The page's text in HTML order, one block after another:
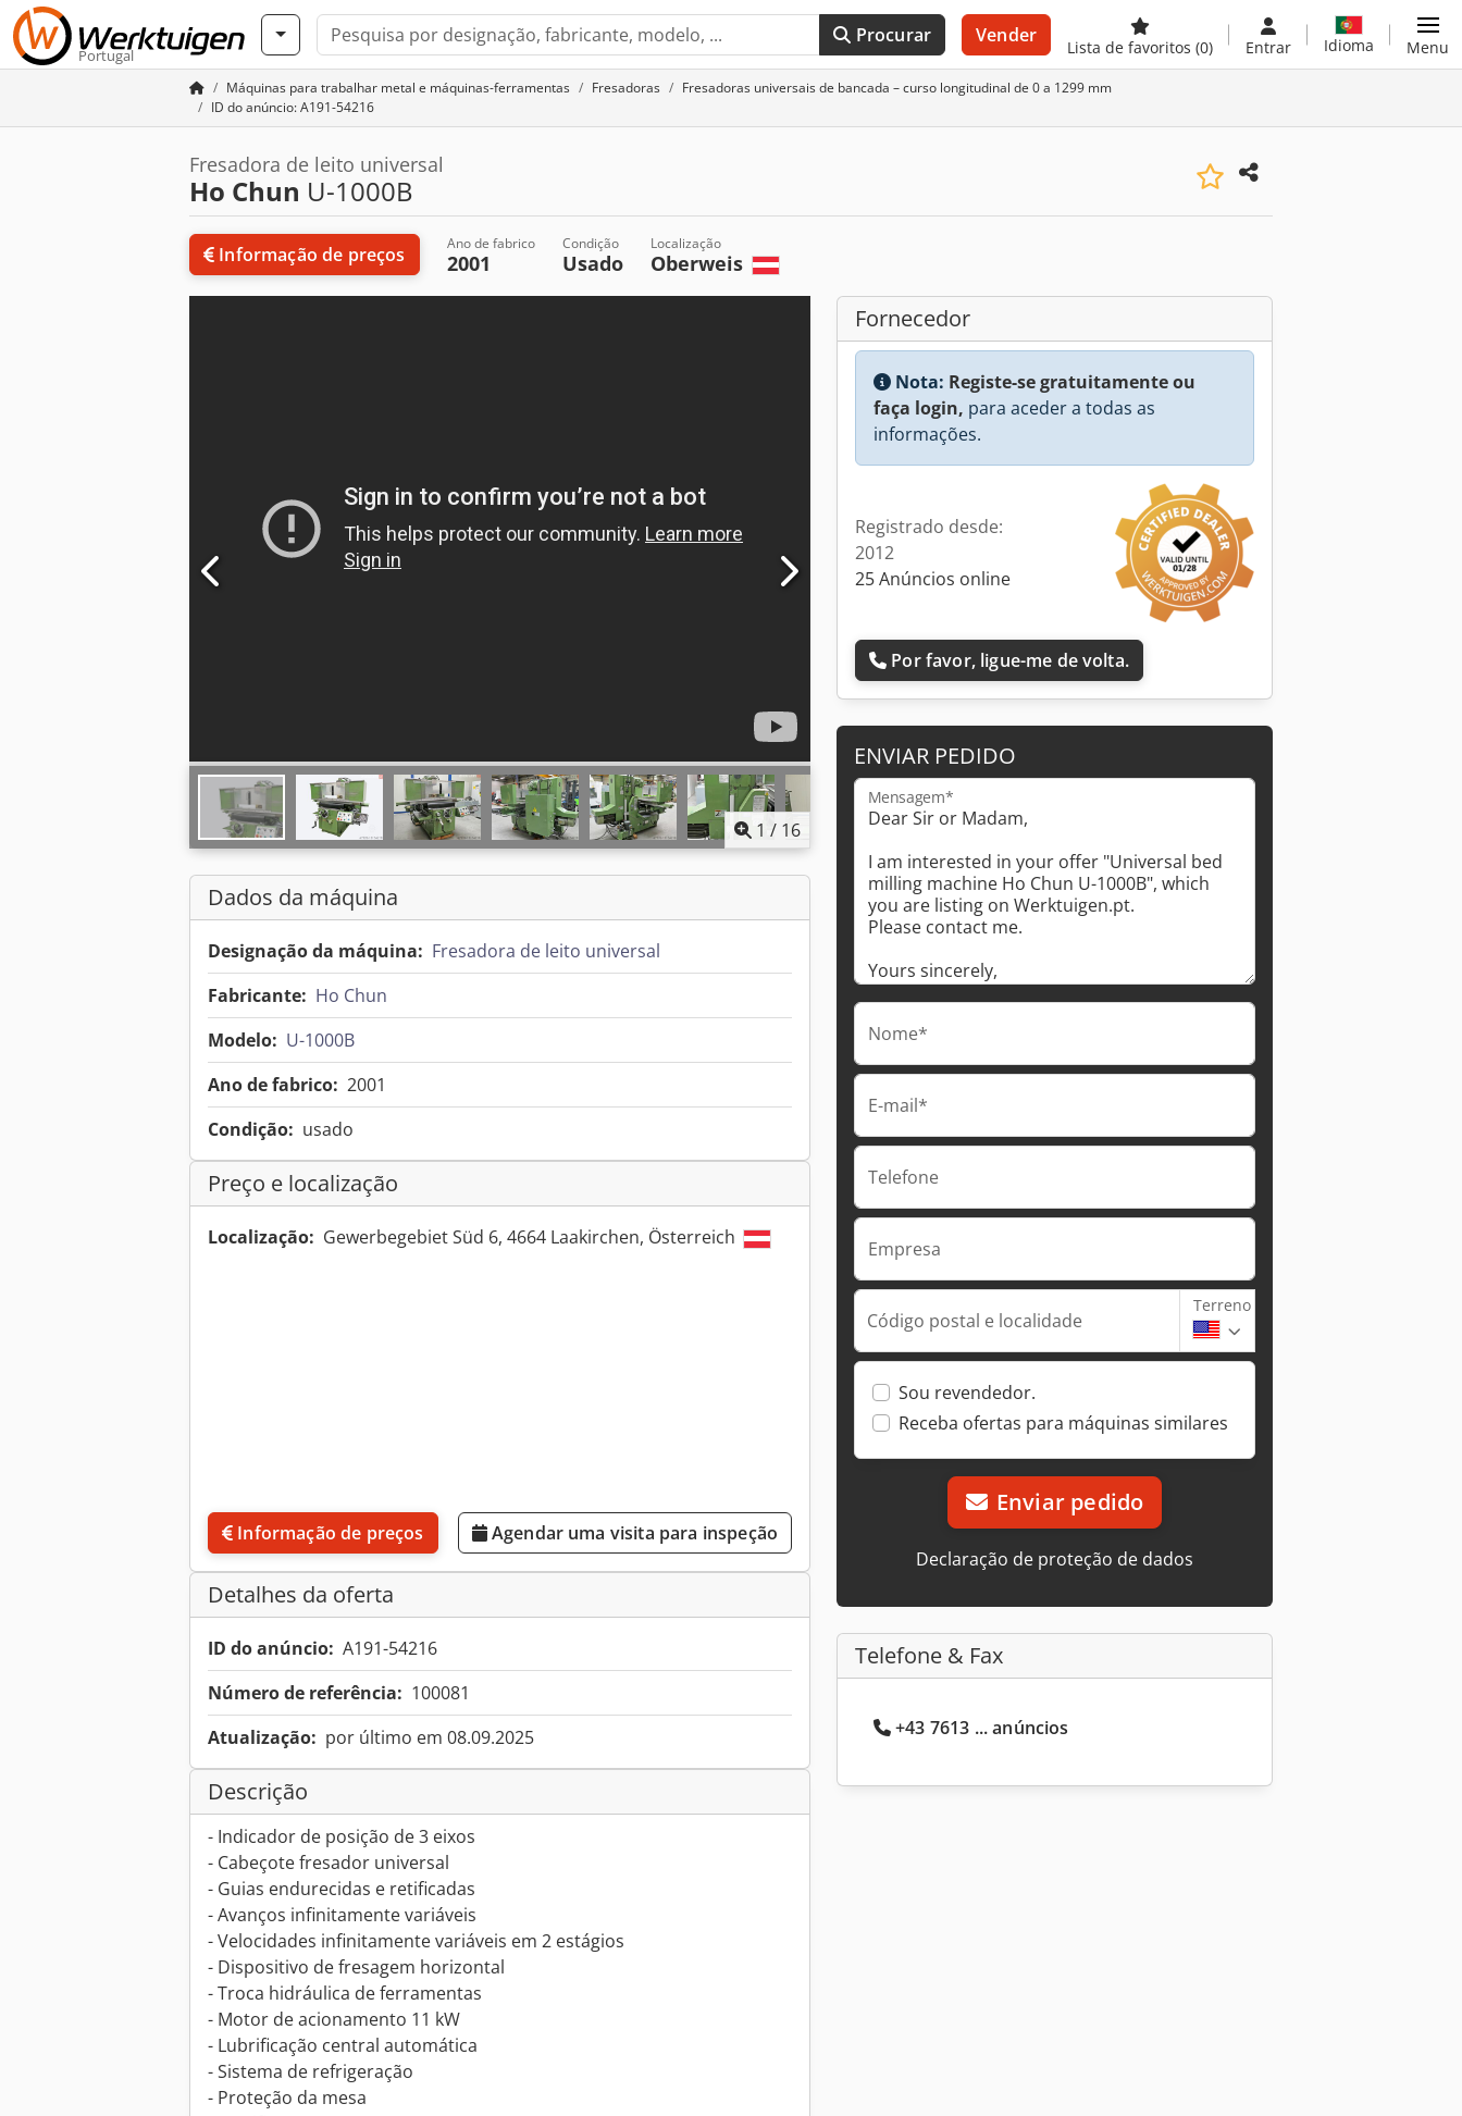
Portugal
Procurar Vender
Lista de favoritos (0) Entrar Idioma Menu
Máquinas para trabalhar metal e máquinas-ferramentas Fresadoras
Fresadoras universais de bancada – curso longitudinal de 0 a 1299 mm
ID do anúncio: A191-54216
Fresadora de leito universal
Ho Chun U-1000B
Informação de preços Ano de fabrico
2001
Condição
Usado
Localização
Oberweis
1 / 16
Dados da máquina
Designação da máquina: Fresadora de leito universal
Fabricante: Ho Chun
Modelo: U-1000B
Ano de fabrico: 2001
Condição: usado
Preço e localização
Localização: Gewerbegebiet Süd 6, 4664 Laakirchen, Österreich
Informação de preços Agendar uma visita para inspeção
Detalhes da oferta
ID do anúncio: A191-54216
Número de referência: 100081
Atualização: por último em 08.09.2025
Descrição
- Indicador de posição de 3 eixos
- Cabeçote fresador universal
- Guias endurecidas e retificadas
- Avanços infinitamente variáveis
- Velocidades infinitamente variáveis em 2 estágios
- Dispositivo de fresagem horizontal
- Troca hidráulica de ferramentas
- Motor de acionamento 11 kW
- Lubrificação central automática
- Sistema de refrigeração
- Proteção da mesa
Fornecedor
Nota: Registe-se gratuitamente ou
faça login, para aceder a todas as
informações.
Registrado desde:
2012
25 Anúncios online
Por favor, ligue-me de volta.
ENVIAR PEDIDO
Mensagem*
Nome*
E-mail*
Telefone
Empresa
Código postal e localidade
Terreno
Sou revendedor.
Receba ofertas para máquinas similares
Enviar pedido
Declaração de proteção de dados
Telefone & Fax
+43 7613 ... anúncios